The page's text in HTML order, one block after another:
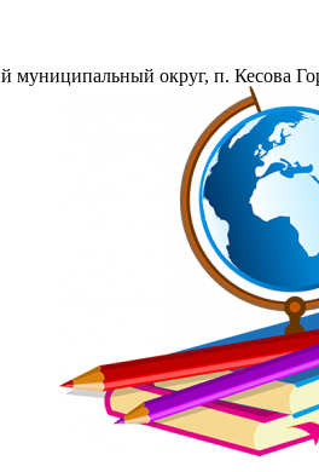
муниципальный округ, п. Кесова